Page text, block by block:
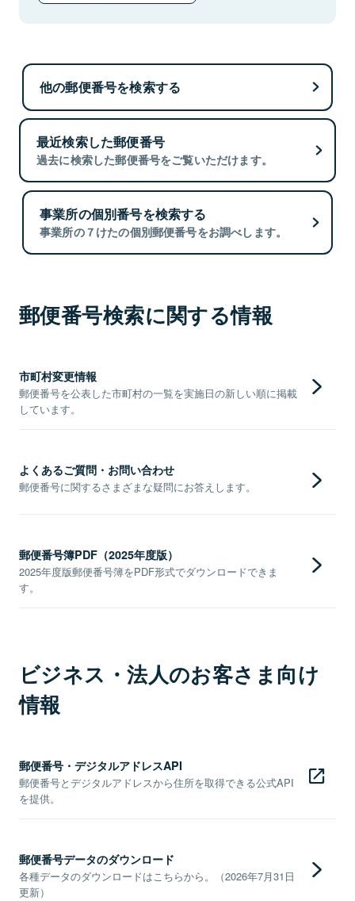
他の郵便番号を検索する
最近検索した郵便番号
過去に検索した郵便番号をご覧いただけます。
事業所の個別番号を検索する
事業所の７けたの個別郵便番号をお調べします。
郵便番号検索に関する情報
市町村変更情報
郵便番号を公表した市町村の一覧を実施日の新しい順に掲載
しています。
よくあるご質問・お問い合わせ
郵便番号に関するさまざまな疑問にお答えします。
郵便番号簿PDF（2025年度版）
2025年度版郵便番号簿をPDF形式でダウンロードできま
す。
ビジネス・法人のお客さま向け
情報
郵便番号・デジタルアドレスAPI
郵便番号とデジタルアドレスから住所を取得できる公式API
を提供。
郵便番号データのダウンロード
各種データのダウンロードはこちらから。（2026年7月31日
更新）